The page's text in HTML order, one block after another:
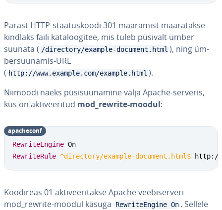
Pärast HTTP-staa­tus­koodi 301 määramist mää­ra­takse
kindlaks faili ka­ta­loo­gi­tee, mis tuleb püsivalt ümber
suunata ( /directory/example-document.html ), ning üm­
ber­suu­na­mis-URL
( http://www.example.com/example.html ).
Niimoodi näeks pü­si­suu­na­mine välja Apache-serveris,
kus on ak­ti­vee­ri­tud mod_rewrite-moodul:
RewriteEngine
RewriteRule ^directory/example-document.html$ http://
apac­heconf
Koodireas 01 ak­ti­vee­ri­takse Apache vee­bi­ser­veri
mod_rewrite-moodul käsuga
RewriteEngine On . Sellele